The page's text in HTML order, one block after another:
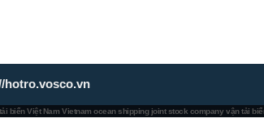
hotro.vosco.vn
biển Việt Nam Vietnam ocean shipping joint stock company vận tải